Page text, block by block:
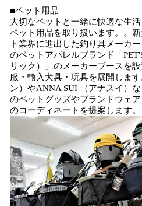
■ペット用品
大切なペットと一緒に快適な生
ペット用品を取り扱います。。
ト業界に進出した釣り具メーカ
のペットアパレルブランド「
リック）」のメーカーブースを
服・輸入犬具・玩具を展開しま
ン）やANNA SUI （アナスイ）
のペットグッズやブランドウェ
のコーディネートを提案します。